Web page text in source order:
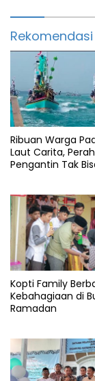
Ribuan Warga
Laut Carita,
Pengantin Tak
Kopti Family
Kebahagiaan di
Ramadan